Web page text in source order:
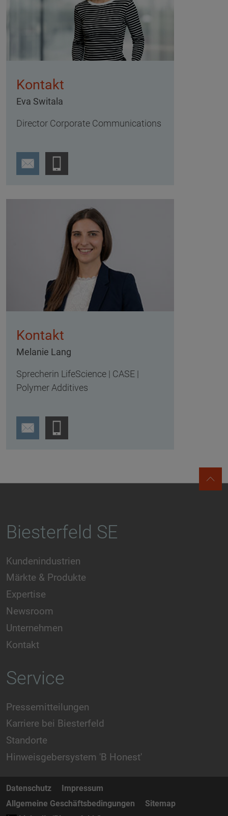
Kontakt
Eva Switala
Director Corporate Communications
Kontakt
Melanie Lang
Sprecherin LifeScience | CASE |
Polymer Additives
Biesterfeld SE
Kundenindustrien
Märkte & Produkte
Expertise
Newsroom
Unternehmen
Kontakt
Service
Pressemitteilungen
Karriere bei Biesterfeld
Standorte
Hinweisgebersystem 'B Honest'
Datenschutz
Impressum
Allgemeine Geschäftsbedingungen
Sitemap